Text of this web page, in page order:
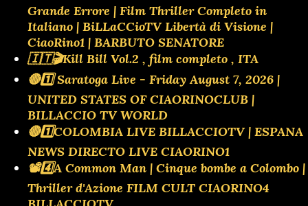
Grande Errore | Film Thriller Completo in
Italiano | BiLLaCCioTV Libertà di Visione |
CiaoRino1 | BARBUTO SENATORE
🇮🇹🎬Kill Bill Vol.2 , film completo , ITA
🔴1️⃣ Saratoga Live - Friday August 7, 2026 |
UNITED STATES OF CIAORINOCLUB |
BILLACCIO TV WORLD
🔴1️⃣COLOMBIA LIVE BILLACCIOTV | ESPANA
NEWS DIRECTO LIVE CIAORINO1
📽️4️⃣A Common Man | Cinque bombe a Colombo |
Thriller d'Azione FILM CULT CIAORINO4